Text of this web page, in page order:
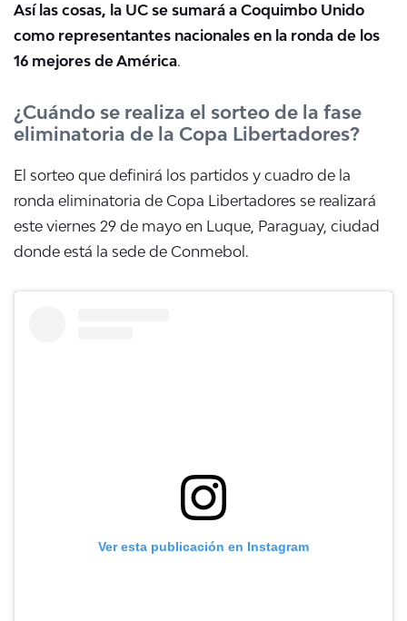
Así las cosas, la UC se sumará a Coquimbo Unido
como representantes nacionales en la ronda de los
16 mejores de América.
¿Cuándo se realiza el sorteo de la fase
eliminatoria de la Copa Libertadores?
El sorteo que definirá los partidos y cuadro de la
ronda eliminatoria de Copa Libertadores se realizará
este viernes 29 de mayo en Luque, Paraguay, ciudad
donde está la sede de Conmebol.
Ver esta publicación en Instagram